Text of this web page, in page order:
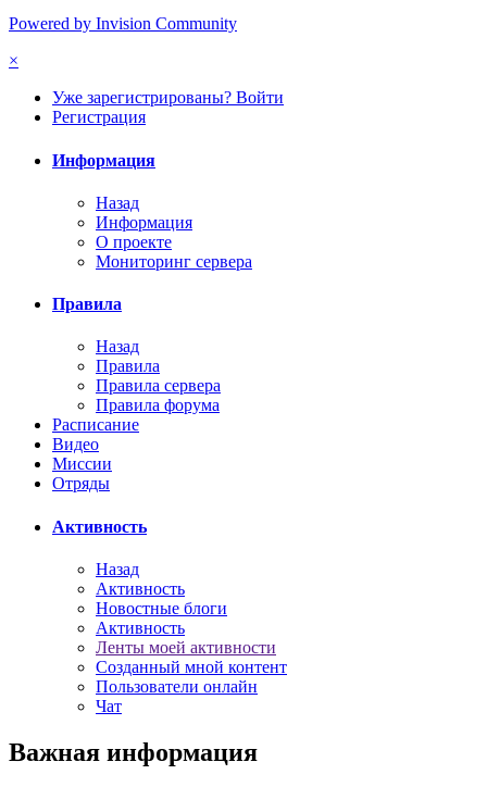
Powered by Invision Community
×
Уже зарегистрированы? Войти
Регистрация
Информация
Назад
Информация
О проекте
Мониторинг сервера
Правила
Назад
Правила
Правила сервера
Правила форума
Расписание
Видео
Миссии
Отряды
Активность
Назад
Активность
Новостные блоги
Активность
Ленты моей активности
Созданный мной контент
Пользователи онлайн
Чат
Важная информация